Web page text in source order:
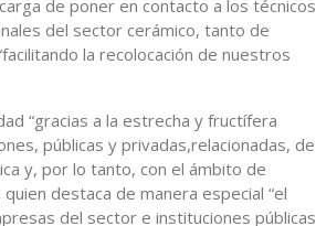
de poner en contacto a los técnicos
del sector cerámico, tanto de
la recolocación de nuestros
“gracias a la estrecha y fructífera
públicas y privadas,relacionadas, de
y, por lo tanto, con el ámbito de
destaca de manera especial “el
del sector e instituciones públicas